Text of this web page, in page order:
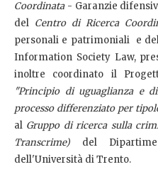
Coordinata- Garanzie
del Centro di Ricerca
personali e patrimoniali e
Information Society Law,
inoltre coordinato il
"Principio di uguaglianza e
processo differenziato per
al Gruppo di ricerca sulla
Transcrime) del
dell'Università di Trento.